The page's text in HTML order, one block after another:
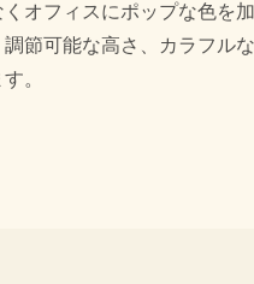
オフィスにポップな色を
節可能な高さ、カラフル
。